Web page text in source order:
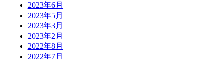
2023年6月
2023年5月
2023年3月
2023年2月
2022年8月
2022年7月